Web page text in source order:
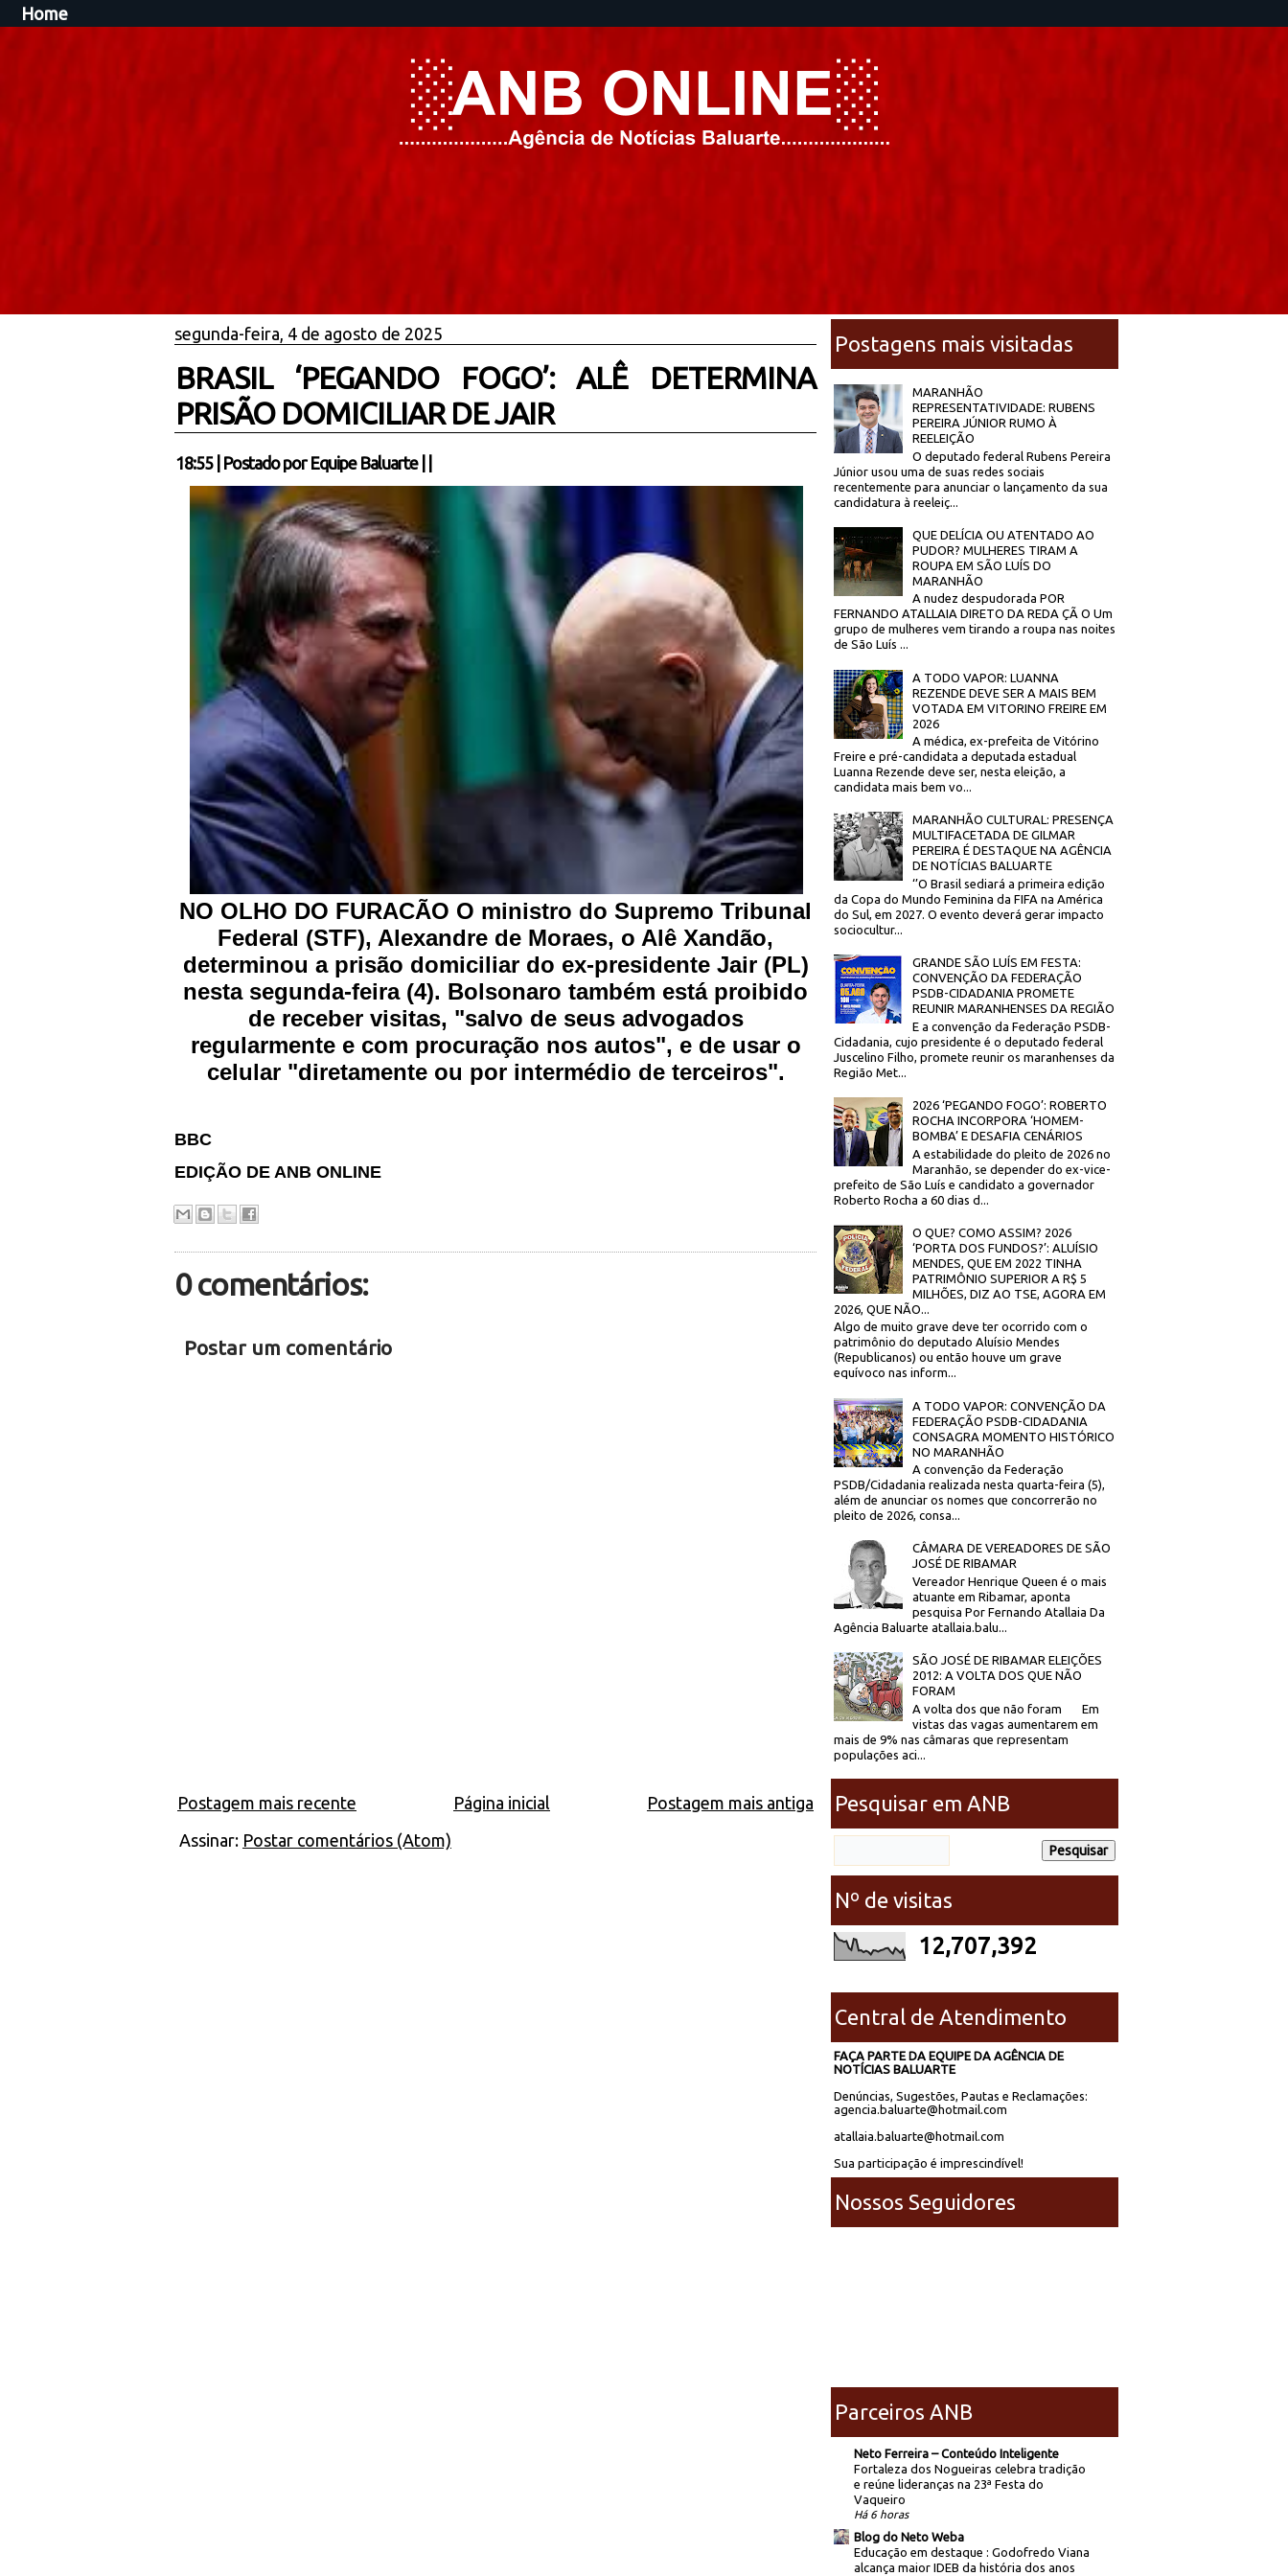
Home
segunda-feira, 4 de agosto de 2025
BRASIL ‘PEGANDO FOGO’: ALÊ DETERMINA
PRISÃO DOMICILIAR DE JAIR
18:55| Postado por Equipe Baluarte
NO OLHO DO FURACÃO O ministro do Supremo Tribunal
Federal (STF), Alexandre de Moraes, o Alê Xandão,
determinou a prisão domiciliar do ex-presidente Jair (PL)
nesta segunda-feira (4). Bolsonaro também está proibido
de receber visitas, "salvo de seus advogados
regularmente e com procuração nos autos", e de usar o
celular "diretamente ou por intermédio de terceiros".
BBC
EDIÇÃO DE ANB ONLINE
0 comentários:
Postar um comentário
Postagem mais recente Postagem mais antiga
Página inicial
Assinar: Postar comentários (Atom)
Postagens mais visitadas
MARANHÃO
REPRESENTATIVIDADE: RUBENS
PEREIRA JÚNIOR RUMO À
REELEIÇÃO
O deputado federal Rubens Pereira
Júnior usou uma de suas redes sociais
recentemente para anunciar o lançamento da sua
candidatura à reeleiç...
QUE DELÍCIA OU ATENTADO AO
PUDOR? MULHERES TIRAM A
ROUPA EM SÃO LUÍS DO
MARANHÃO
A nudez despudorada POR
FERNANDO ATALLAIA DIRETO DA REDA ÇÃ O Um
grupo de mulheres vem tirando a roupa nas noites
de São Luís ...
A TODO VAPOR: LUANNA
REZENDE DEVE SER A MAIS BEM
VOTADA EM VITORINO FREIRE EM
2026
A médica, ex-prefeita de Vitórino
Freire e pré-candidata a deputada estadual
Luanna Rezende deve ser, nesta eleição, a
candidata mais bem vo...
MARANHÃO CULTURAL: PRESENÇA
MULTIFACETADA DE GILMAR
PEREIRA É DESTAQUE NA AGÊNCIA
DE NOTÍCIAS BALUARTE
‘’O Brasil sediará a primeira edição
da Copa do Mundo Feminina da FIFA na América
do Sul, em 2027. O evento deverá gerar impacto
sociocultur...
GRANDE SÃO LUÍS EM FESTA:
CONVENÇÃO DA FEDERAÇÃO
PSDB-CIDADANIA PROMETE
REUNIR MARANHENSES DA REGIÃO
E a convenção da Federação PSDB-
Cidadania, cujo presidente é o deputado federal
Juscelino Filho, promete reunir os maranhenses da
Região Met...
2026 ‘PEGANDO FOGO’: ROBERTO
ROCHA INCORPORA ‘HOMEM-
BOMBA’ E DESAFIA CENÁRIOS
A estabilidade do pleito de 2026 no
Maranhão, se depender do ex-vice-
prefeito de São Luís e candidato a governador
Roberto Rocha a 60 dias d...
O QUE? COMO ASSIM? 2026
‘PORTA DOS FUNDOS?’: ALUÍSIO
MENDES, QUE EM 2022 TINHA
PATRIMÔNIO SUPERIOR A R$ 5
MILHÕES, DIZ AO TSE, AGORA EM
2026, QUE NÃO...
Algo de muito grave deve ter ocorrido com o
patrimônio do deputado Aluísio Mendes
(Republicanos) ou então houve um grave
equívoco nas inform...
A TODO VAPOR: CONVENÇÃO DA
FEDERAÇÃO PSDB-CIDADANIA
CONSAGRA MOMENTO HISTÓRICO
NO MARANHÃO
A convenção da Federação
PSDB/Cidadania realizada nesta quarta-feira (5),
além de anunciar os nomes que concorrerão no
pleito de 2026, consa...
CÂMARA DE VEREADORES DE SÃO
JOSÉ DE RIBAMAR
Vereador Henrique Queen é o mais
atuante em Ribamar, aponta
pesquisa Por Fernando Atallaia Da
Agência Baluarte atallaia.balu...
SÃO JOSÉ DE RIBAMAR ELEIÇÕES
2012: A VOLTA DOS QUE NÃO
FORAM
A volta dos que não foram Em
vistas das vagas aumentarem em
mais de 9% nas câmaras que representam
populações aci...
Pesquisar em ANB
Nº de visitas
12,707,392
Central de Atendimento
FAÇA PARTE DA EQUIPE DA AGÊNCIA DE
NOTÍCIAS BALUARTE
Denúncias, Sugestões, Pautas e Reclamações:
agencia.baluarte@hotmail.com
atallaia.baluarte@hotmail.com
Sua participação é imprescindível!
Nossos Seguidores
Parceiros ANB
Neto Ferreira – Conteúdo Inteligente
Fortaleza dos Nogueiras celebra tradição
e reúne lideranças na 23ª Festa do
Vaqueiro
Há 6 horas
Blog do Neto Weba
Educação em destaque : Godofredo Viana
alcança maior IDEB da história dos anos